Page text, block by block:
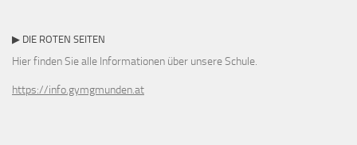
▶ DIE ROTEN SEITEN
Hier finden Sie alle Informationen über unsere Schule.
https://info.gymgmunden.at